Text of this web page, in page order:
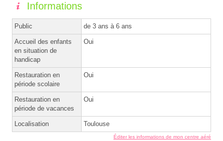
Informations
Public de 3 ans à 6 ans
Accueil des enfants
en situation de
handicap
Oui
Restauration en
période scolaire
Oui
Restauration en
période de vacances
Oui
Localisation Toulouse
Éditer les informations de mon centre aéré